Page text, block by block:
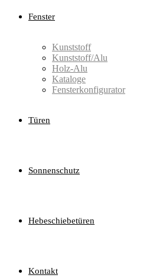
Fenster
Kunststoff
Kunststoff/Alu
Holz-Alu
Kataloge
Fensterkonfigurator
Türen
Sonnenschutz
Hebeschiebetüren
Kontakt